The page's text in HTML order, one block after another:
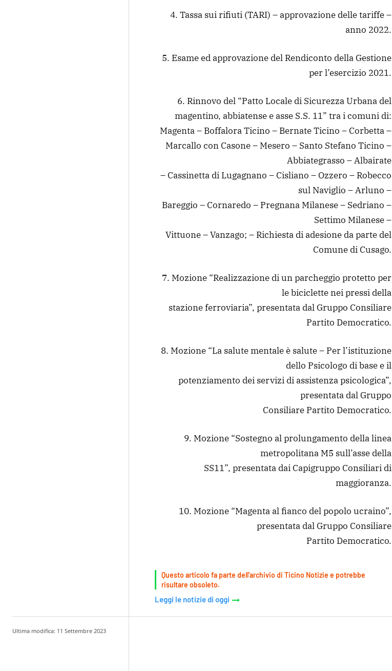
4. Tassa sui rifiuti (TARI) – approvazione delle tariffe –
anno 2022.
5. Esame ed approvazione del Rendiconto della Gestione
per l’esercizio 2021.
6. Rinnovo del “Patto Locale di Sicurezza Urbana del
magentino, abbiatense e asse S.S. 11” tra i comuni di:
Magenta – Boffalora Ticino – Bernate Ticino – Corbetta –
Marcallo con Casone – Mesero – Santo Stefano Ticino –
Abbiategrasso – Albairate
– Cassinetta di Lugagnano – Cisliano – Ozzero – Robecco
sul Naviglio – Arluno –
Bareggio – Cornaredo – Pregnana Milanese – Sedriano –
Settimo Milanese –
Vittuone – Vanzago; – Richiesta di adesione da parte del
Comune di Cusago.
7. Mozione “Realizzazione di un parcheggio protetto per
le biciclette nei pressi della
stazione ferroviaria”, presentata dal Gruppo Consiliare
Partito Democratico.
8. Mozione “La salute mentale è salute – Per l’istituzione
dello Psicologo di base e il
potenziamento dei servizi di assistenza psicologica”,
presentata dal Gruppo
Consiliare Partito Democratico.
9. Mozione “Sostegno al prolungamento della linea
metropolitana M5 sull’asse della
SS11”, presentata dai Capigruppo Consiliari di
maggioranza.
10. Mozione “Magenta al fianco del popolo ucraino”,
presentata dal Gruppo Consiliare
Partito Democratico.
Questo articolo fa parte dell'archivio di Ticino Notizie e potrebbe
risultare obsoleto.
Leggi le notizie di oggi
Ultima modifica: 11 Settembre 2023